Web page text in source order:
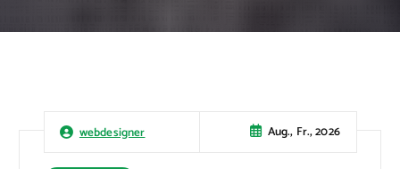
webdesigner Aug., Fr., 2026